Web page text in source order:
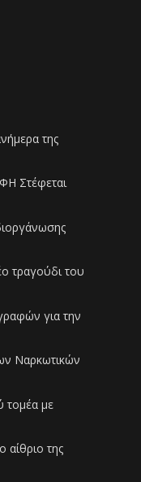
της
Στέφεται
τραγούδι του
για την
Ναρκωτικών
τομέα με
αίθριο της